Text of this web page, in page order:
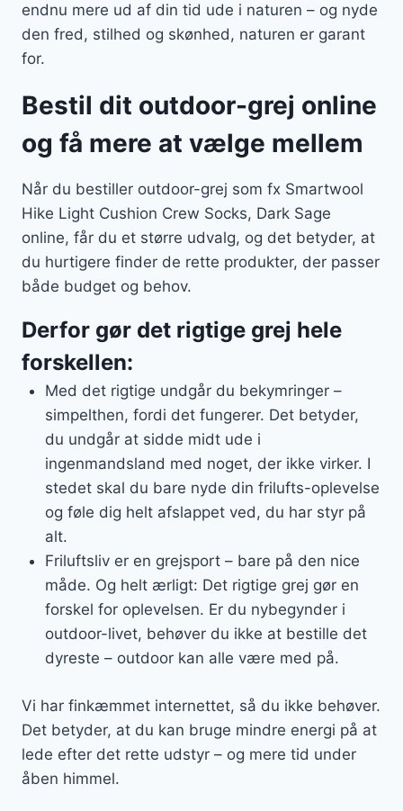
endnu mere ud af din tid ude i naturen – og nyde
den fred, stilhed og skønhed, naturen er garant
for.
Bestil dit outdoor-grej online
og få mere at vælge mellem
Når du bestiller outdoor-grej som fx Smartwool
Hike Light Cushion Crew Socks, Dark Sage
online, får du et større udvalg, og det betyder, at
du hurtigere finder de rette produkter, der passer
både budget og behov.
Derfor gør det rigtige grej hele
forskellen:
Med det rigtige undgår du bekymringer –
simpelthen, fordi det fungerer. Det betyder,
du undgår at sidde midt ude i
ingenmandsland med noget, der ikke virker. I
stedet skal du bare nyde din frilufts-oplevelse
og føle dig helt afslappet ved, du har styr på
alt.
Friluftsliv er en grejsport – bare på den nice
måde. Og helt ærligt: Det rigtige grej gør en
forskel for oplevelsen. Er du nybegynder i
outdoor-livet, behøver du ikke at bestille det
dyreste – outdoor kan alle være med på.
Vi har finkæmmet internettet, så du ikke behøver.
Det betyder, at du kan bruge mindre energi på at
lede efter det rette udstyr – og mere tid under
åben himmel.